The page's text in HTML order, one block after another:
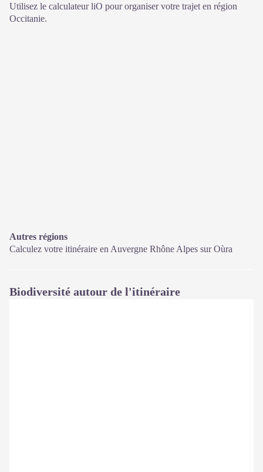
Utilisez le calculateur liO pour organiser votre trajet en région
Occitanie.
Autres régions
Calculez votre itinéraire en Auvergne Rhône Alpes surOùra
Biodiversité autour de l'itinéraire